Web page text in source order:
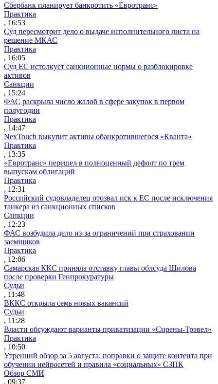
Сбербанк планирует банкротить «Евротранс»
Практика
, 16:53
Суд пересмотрит дело о выдаче исполнительного листа на
решение МКАС
Практика
, 16:05
Суд ЕС истолкует санкционные нормы о разблокировке
активов
Санкции
, 15:24
ФАС раскрыла число жалоб в сфере закупок в первом
полугодии
Практика
, 14:47
NexTouch выкупит активы обанкротившегося «Кванта»
Практика
, 13:35
«Евротранс» перешел в полноценный дефолт по трем
выпускам облигаций
Практика
, 12:31
Российский судовладелец отозвал иск к ЕС после исключения
танкера из санкционных списков
Санкции
, 12:23
ФАС возбудила дело из-за ограничений при страховании
заемщиков
Практика
, 12:06
Самарская ККС приняла отставку главы облсуда Шилова
после проверки Генпрокуратуры
Судьи
, 11:48
ВККС открыла семь новых вакансий
Судьи
, 11:28
Власти обсуждают варианты приватизации «Сирены-Трэвел»
Практика
, 10:50
Утренний обзор за 5 августа: поправки о защите контента при
обучении нейросетей и правила «социальных» СЗПК
Обзор СМИ
, 09:37